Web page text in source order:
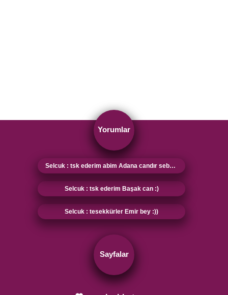
Yorumlar
Selcuk : tsk ederim abim Adana candır sebebi sensin :)
Selcuk : tsk ederim Başak can :)
Selcuk : tesekkürler Emir bey :))
Sayfalar